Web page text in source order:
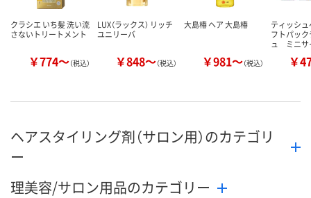
クラシエ いち髪 洗い流
さないトリートメント
￥774～（税込）
LUX（ラックス） リッチ
ユニリーバ
￥848～（税込）
大島椿 ヘア 大島椿
￥981～（税込）
ティッシ
フトパッ
ュ ミニサ
￥
ヘアスタイリング剤（サロン用）のカテゴリ
ー
理美容/サロン用品のカテゴリー